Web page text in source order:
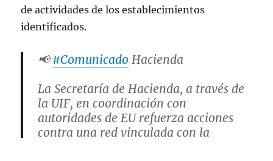
de actividades de los establecimientos
identificados.
📢#Comunicado Hacienda
La Secretaría de Hacienda, a través de
la UIF, en coordinación con
autoridades de EU refuerza acciones
contra una red vinculada con la